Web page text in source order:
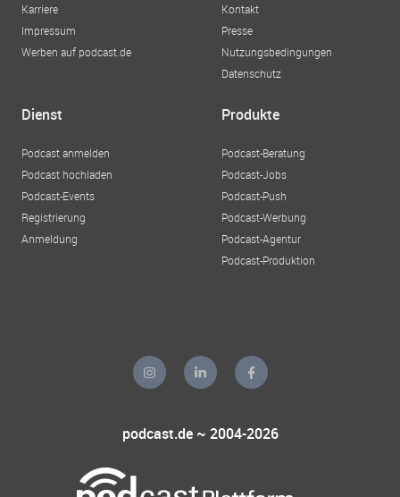
Karriere
Impressum
Werben auf podcast.de
Kontakt
Presse
Nutzungsbedingungen
Datenschutz
Dienst
Podcast anmelden
Podcast hochladen
Podcast-Events
Registrierung
Anmeldung
Produkte
Podcast-Beratung
Podcast-Jobs
Podcast-Push
Podcast-Werbung
Podcast-Agentur
Podcast-Produktion
podcast.de ~ 2004-2026